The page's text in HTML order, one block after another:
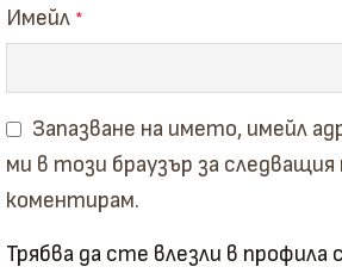
Имейл *
Запазване на името, имейл
ми в този браузър за
коментирам.
Трябва да сте влезли в профила